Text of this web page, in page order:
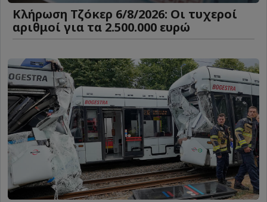
Κλήρωση Τζόκερ 6/8/2026: Οι τυχεροί
αριθμοί για τα 2.500.000 ευρώ